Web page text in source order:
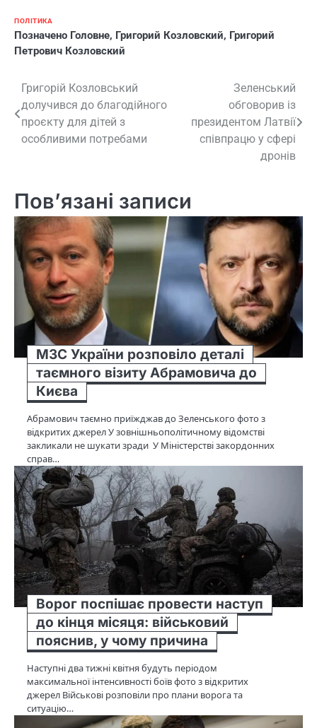
ПОЛІТИКА
Позначено Головне, Григорий Козловский, Григорий
Петрович Козловский
Навігація
записів
Григорій Козловський
долучився до благодійного
проєкту для дітей з
особливими потребами
Зеленський
обговорив із
президентом Латвії
співпрацю у сфері
дронів
Пов’язані записи
МЗС України розповіло деталі
таємного візиту Абрамовича до
Києва
Абрамович таємно приїжджав до Зеленського фото з
відкритих джерел У зовнішньополітичному відомстві
закликали не шукати зради У Міністерстві закордонних
справ…
Ворог поспішає провести наступ
до кінця місяця: військовий
пояснив, у чому причина
Наступні два тижні квітня будуть періодом
максимальної інтенсивності боїв фото з відкритих
джерел Військові розповіли про плани ворога та
ситуацію…